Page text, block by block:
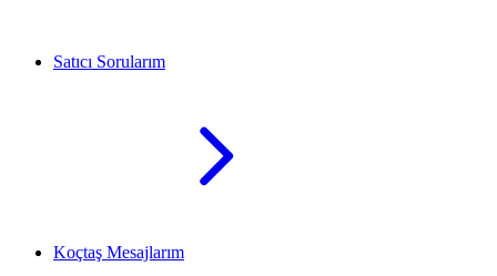
Satıcı Sorularım
Koçtaş Mesajlarım